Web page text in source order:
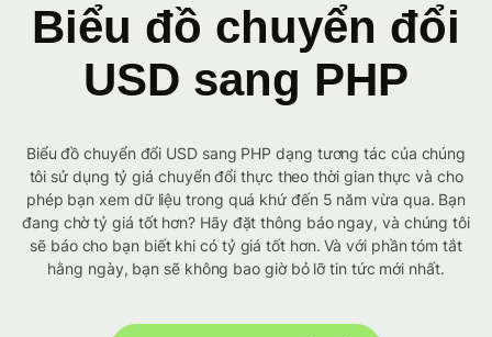
Biểu đồ chuyển đổi
USD sang PHP
Biểu đồ chuyển đổi USD sang PHP dạng tương tác của chúng
tôi sử dụng tỷ giá chuyển đổi thực theo thời gian thực và cho
phép bạn xem dữ liệu trong quá khứ đến 5 năm vừa qua. Bạn
đang chờ tỷ giá tốt hơn? Hãy đặt thông báo ngay, và chúng tôi
sẽ báo cho bạn biết khi có tỷ giá tốt hơn. Và với phần tóm tắt
hằng ngày, bạn sẽ không bao giờ bỏ lỡ tin tức mới nhất.